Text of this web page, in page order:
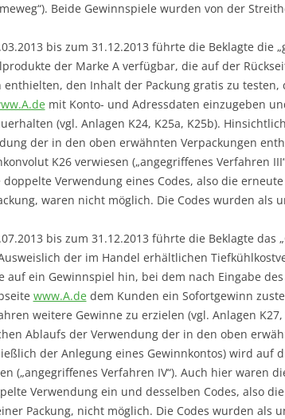
Beide Gewinnspiele wurden von der
bis zum 31.12.2013 führte die Beklagte die
der Marke A verfügbar, die auf der
enthielten, den Inhalt der Packung gratis zu
mit Konto- und Adressdaten einzugeben
(vgl. Anlagen K24, K25a, K25b).
der in den oben erwähnten Verpackungen
K26 verwiesen („angegriffenes Verfahren
Verwendung eines Codes, also die
waren nicht möglich. Die Codes wurden als
bis zum 31.12.2013 führte die Beklagte das
der im Handel erhältlichen
auf ein Gewinnspiel hin, bei dem nach Eingabe
www.A.de dem Kunden ein Sofortgewinn
weitere Gewinne zu erzielen (vgl. Anlagen
Ablaufs der Verwendung der in den oben
der Anlegung eines Gewinnkontos) wird auf
(„angegriffenes Verfahren IV“). Auch hier waren
Verwendung ein und desselben Codes, also
Packung, nicht möglich. Die Codes wurden als